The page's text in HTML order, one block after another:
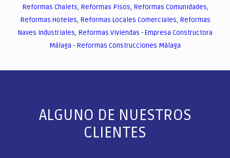
Reformas Chalets, Reformas Pisos, Reformas Comunidades,
Reformas Hoteles, Reformas Locales Comerciales, Reformas
Naves Industriales, Reformas Viviendas -Empresa Constructora
Málaga - Reformas Construcciones Málaga
ALGUNO DE NUESTROS
CLIENTES